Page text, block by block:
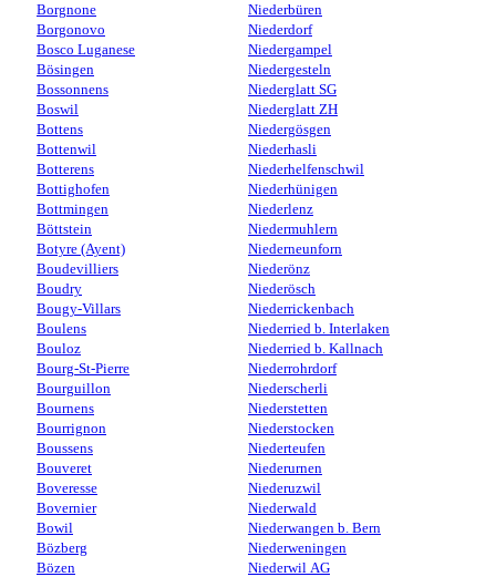
Borgnone
Borgonovo
Bosco Luganese
Bösingen
Bossonnens
Boswil
Bottens
Bottenwil
Botterens
Bottighofen
Bottmingen
Böttstein
Botyre (Ayent)
Boudevilliers
Boudry
Bougy-Villars
Boulens
Bouloz
Bourg-St-Pierre
Bourguillon
Bournens
Bourrignon
Boussens
Bouveret
Boveresse
Bovernier
Bowil
Bözberg
Bözen
Niederbüren
Niederdorf
Niedergampel
Niedergesteln
Niederglatt SG
Niederglatt ZH
Niedergösgen
Niederhasli
Niederhelfenschwil
Niederhünigen
Niederlenz
Niedermuhlern
Niederneunforn
Niederönz
Niederösch
Niederrickenbach
Niederried b. Interlaken
Niederried b. Kallnach
Niederrohrdorf
Niederscherli
Niederstetten
Niederstocken
Niederteufen
Niederurnen
Niederuzwil
Niederwald
Niederwangen b. Bern
Niederweningen
Niederwil AG